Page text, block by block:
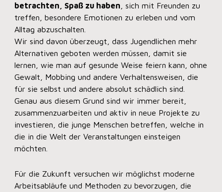
betrachten, Spaß zu haben , sich mit Freunden zu
treffen, besondere Emotionen zu erleben und vom
Alltag abzuschalten.
Wir sind davon überzeugt, dass Jugendlichen mehr
Alternativen geboten werden müssen, damit sie
lernen, wie man auf gesunde Weise feiern kann, ohne
Gewalt, Mobbing und andere Verhaltensweisen, die
für sie selbst und andere absolut schädlich sind.
Genau aus diesem Grund sind wir immer bereit,
zusammenzuarbeiten und aktiv in neue Projekte zu
investieren, die junge Menschen betreffen, welche in
die in die Welt der Veranstaltungen einsteigen
möchten.
Für die Zukunft versuchen wir möglichst moderne
Arbeitsabläufe und Methoden zu bevorzugen, die